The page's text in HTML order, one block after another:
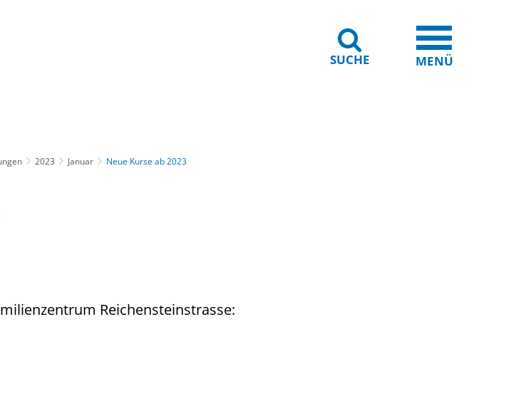
SUCHE MENÜ
2023 Januar Neue Kurse ab 2023
Reichensteinstrasse: